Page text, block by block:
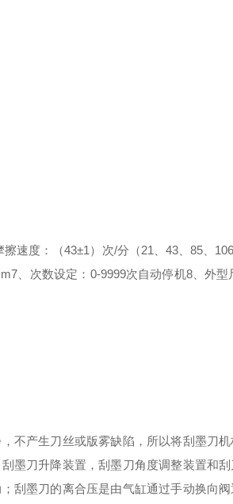
擦速度：（43±1）次/分（21、43、85、106
7、次数设定：0-9999次自动停机8、外型
不产生刀丝或版雾缺陷，所以将刮墨刀
墨刀升降装置，刮墨刀角度调整装置和
刮墨刀的离合压是由气缸通过手动换向阀